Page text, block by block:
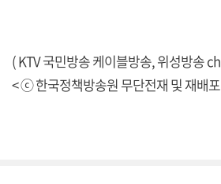
( KTV 국민방송 케이블방송, 위성방송
< ⓒ 한국정책방송원 무단전재 및 재배